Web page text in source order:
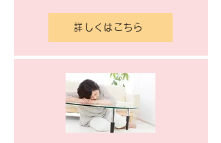
詳しくはこちら